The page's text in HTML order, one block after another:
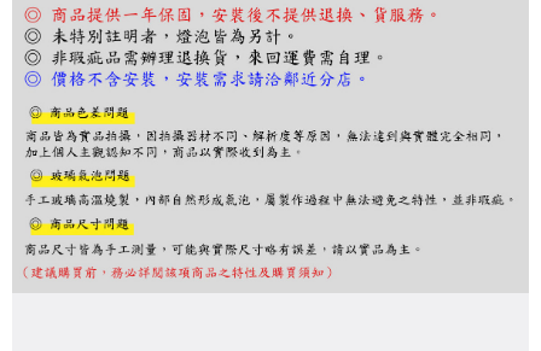
結帳頁面，進行簡訊認證並確認金額後，即可完成結帳。
２．訂單成立數日內，您將收到繳費通知簡訊。
３．收到繳費通知簡訊後14天內，點擊此簡訊中的連結，可透過四大超商／
ATM／網路銀行／等多元方式進行付款，方視為交易完成。
購買商品的店家。未經商家同意取消之訂單仍視為有效，需透過AFTEE先享
後付繳納相關費用。
※ 交易是否成功請以「AFTEE先享後付 」之結帳頁面顯示為準，若有關於
是否繳費成功／繳費後需取消欲退款等相關疑問，請聯繫「AFTEE先享後付
客戶支援中心」 https://netprotections.freshdesk.com/support/home
【注意事項】
１．透過由恩沛科技股份有限公司提供之「AFTEE先享後付」服務完成之交
易，需依本服務之必要範圍內提供個人資料，並將交易相關給付款項請求債